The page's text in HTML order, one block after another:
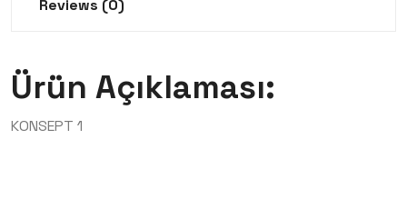
Reviews (0)
Ürün Açıklaması:
KONSEPT 1